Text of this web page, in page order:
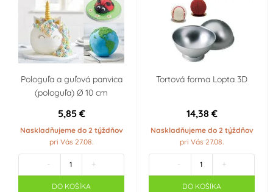
Pologuľa a guľová panvica
(pologuľa) Ø 10 cm
5,85 €
Naskladňujeme do 2 týždňov
pri Vás 27.08.
- +
DO KOŠÍKA
Tortová forma Lopta 3D
14,38 €
Naskladňujeme do 2 týždňov
pri Vás 27.08.
- +
DO KOŠÍKA